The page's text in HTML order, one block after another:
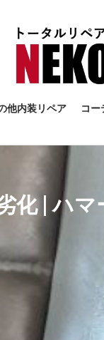
他内装リペア コー
化 | ハマ